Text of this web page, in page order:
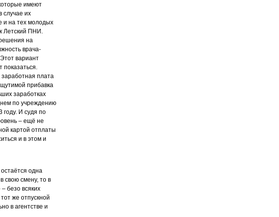
имеют
случае их
и на тех молодых
Летский ПНИ.
на
врача-
вариант
показаться.
плата
прибавка
заработках
по учреждению
году. И судя по
– ещё не
картой отплаты
и в этом и
одна
свою смену, то в
безо всяких
же отпускной
в агентстве и